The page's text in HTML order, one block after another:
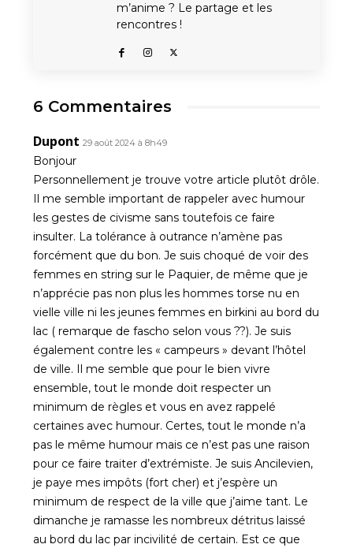
m’anime ? Le partage et les
rencontres !
6 Commentaires
Dupont 29 août 2024 à 8h49
Bonjour
Personnellement je trouve votre article plutôt drôle.
Il me semble important de rappeler avec humour
les gestes de civisme sans toutefois ce faire
insulter. La tolérance à outrance n’amène pas
forcément que du bon. Je suis choqué de voir des
femmes en string sur le Paquier, de même que je
n’apprécie pas non plus les hommes torse nu en
vielle ville ni les jeunes femmes en birkini au bord du
lac ( remarque de fascho selon vous ??). Je suis
également contre les « campeurs » devant l’hôtel
de ville. Il me semble que pour le bien vivre
ensemble, tout le monde doit respecter un
minimum de règles et vous en avez rappelé
certaines avec humour. Certes, tout le monde n’a
pas le même humour mais ce n’est pas une raison
pour ce faire traiter d’extrémiste. Je suis Ancilevien,
je paye mes impôts (fort cher) et j’espère un
minimum de respect de la ville que j’aime tant. Le
dimanche je ramasse les nombreux détritus laissé
au bord du lac par incivilité de certain. Est ce que